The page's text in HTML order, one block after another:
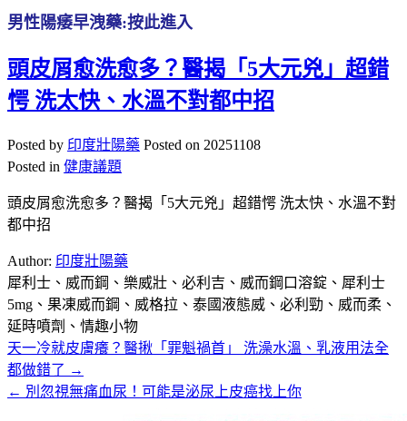
男性陽痿早洩藥:按此進入
頭皮屑愈洗愈多？醫揭「5大元兇」超錯
愕 洗太快、水溫不對都中招
Posted by 印度壯陽藥 Posted on 20251108
Posted in 健康議題
頭皮屑愈洗愈多？醫揭「5大元兇」超錯愕 洗太快、水溫不對
都中招
Author: 印度壯陽藥
犀利士、威而鋼、樂威壯、必利吉、威而鋼口溶錠、犀利士
5mg、果凍威而鋼、威格拉、泰國液態威、必利勁、威而柔、
延時噴劑、情趣小物
文
章
天一冷就皮膚癢？醫揪「罪魁禍首」 洗澡水溫、乳液用法全
都做錯了 →
← 別忽視無痛血尿！可能是泌尿上皮癌找上你